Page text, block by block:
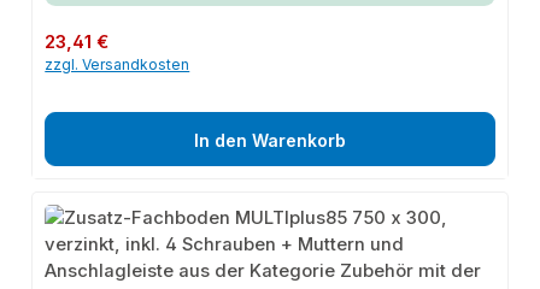
Regulärer Preis:
23,41 €
zzgl. Versandkosten
In den Warenkorb